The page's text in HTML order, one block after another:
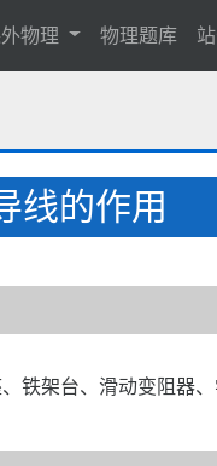
物理 物理题库
线的作用
铁架台、滑动变阻器、